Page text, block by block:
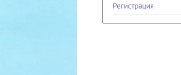
Регистрация